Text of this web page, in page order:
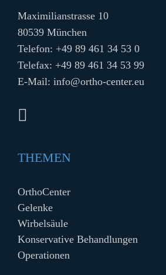
Maximilianstrasse 10
80539 München
Telefon: +49 89 461 34 53 0
Telefax: +49 89 461 34 53 99
E-Mail: info@ortho-center.eu
THEMEN
OrthoCenter
Gelenke
Wirbelsäule
Konservative Behandlungen
Operationen